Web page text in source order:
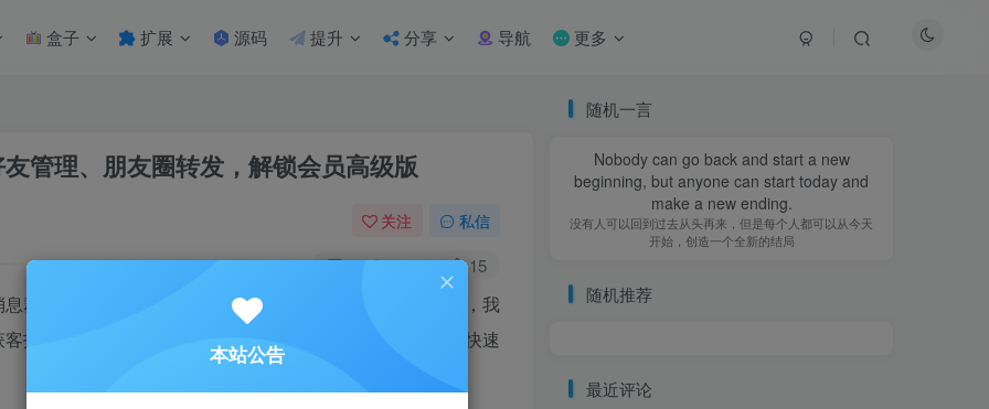
盒子 扩展 源码 提升 分享 导航 更多
管理、朋友圈转发，解锁会员高级版
关注 私信
1 1.4W+ 15
群发、客源拓展、微信好友管理、朋友圈转发等众多工具，我
找客户的痛点难点，能够有效提高拓客效率，精准获客，快速
随机一言
Nobody can go back and start a new
beginning, but anyone can start today and
make a new ending.
没有人可以回到过去从头再来，但是每个人都可以从今天
开始，创造一个全新的结局
随机推荐
最近评论
本站公告